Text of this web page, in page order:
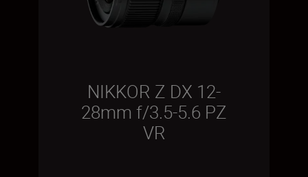
NIKKOR Z DX 12-
28mm f/3.5-5.6 PZ
VR